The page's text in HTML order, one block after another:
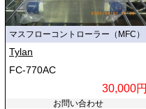
マスフローコントローラー（MFC）
Tylan
FC-770AC
30,000円
お問い合わせ